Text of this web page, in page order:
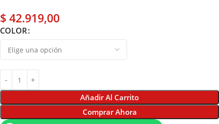
$ 42.919,00
COLOR
Añadir Al Carrito
Comprar Ahora